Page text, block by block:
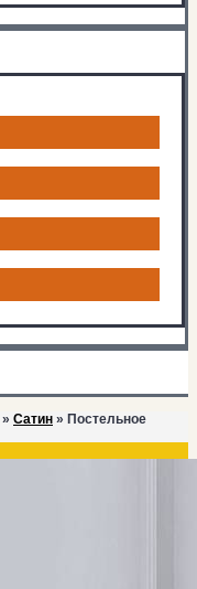
» Сатин » Постельное